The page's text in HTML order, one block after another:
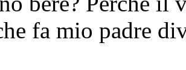
fa mio padre